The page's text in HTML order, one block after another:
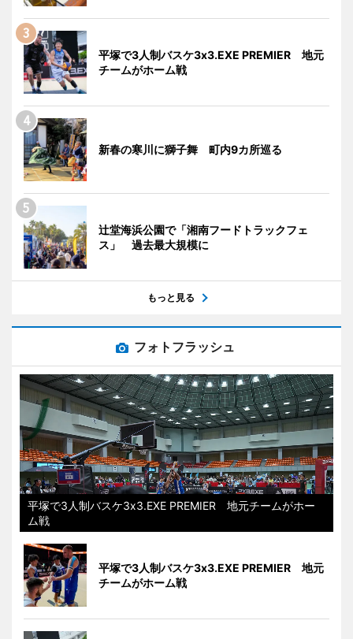
平塚で3人制バスケ3x3.EXE PREMIER 地元
チームがホーム戦
新春の寒川に獅子舞 町内9カ所巡る
辻堂海浜公園で「湘南フードトラックフェ
ス」 過去最大規模に
もっと見る
フォトフラッシュ
平塚で3人制バスケ3x3.EXE PREMIER 地元チームがホー
ム戦
平塚で3人制バスケ3x3.EXE PREMIER 地元
チームがホーム戦